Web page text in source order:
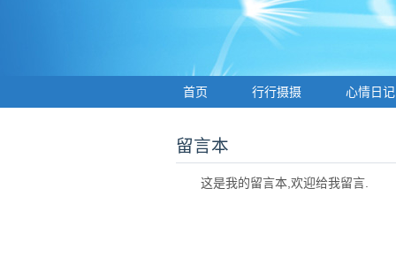
首页 行行摄摄 心情日记
留言本
这是我的留言本,欢迎给我留言.